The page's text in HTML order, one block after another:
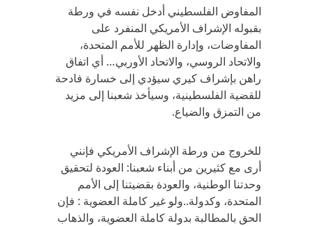
المفاوض الفلسطيني أدخل نفسه في ورطة
بقبوله الإشراف الأمريكي المنفرد على
المفاوضات، وإدارة الظهر للأمم المتحدة،
والاتحاد الروسي، والاتحاد الأوربي… أي اتفاق
راهن بإشراف كيري سيؤدي إلى خسارة فادحة
للقضية الفلسطينية، وسيأخذ شعبنا إلى مزيد
من التمزق والضياع.
للخروج من ورطة الإشراف الأمريكي فإنني
أرى مع كثيرين من أبناء شعبنا: العودة لتحقيق
وحدتنا الوطنية، والعودة بقضيتنا إلى الأمم
المتحدة، وكدولة..ولو غير كاملة العضوية : فإن
الحق بالمطالبة بدولة كاملة العضوية، والذهاب